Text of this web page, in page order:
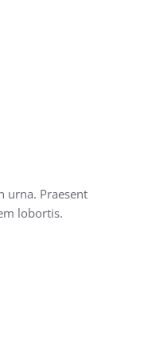
urna. Praesent
lobortis.